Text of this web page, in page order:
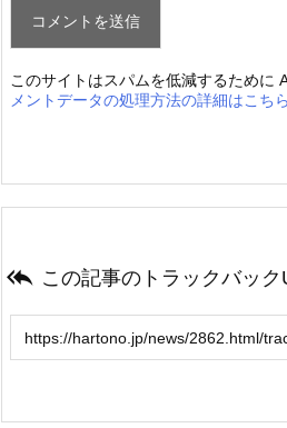
このサイトはスパムを低減するために
メントデータの処理方法の詳細はこち
 この記事のトラックバック